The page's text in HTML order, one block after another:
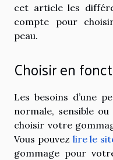
cet article les
compte pour
peau.
Choisir en
Les besoins d’une
normale, sensible
choisir votre
Vous pouvez lire le
gommage pour